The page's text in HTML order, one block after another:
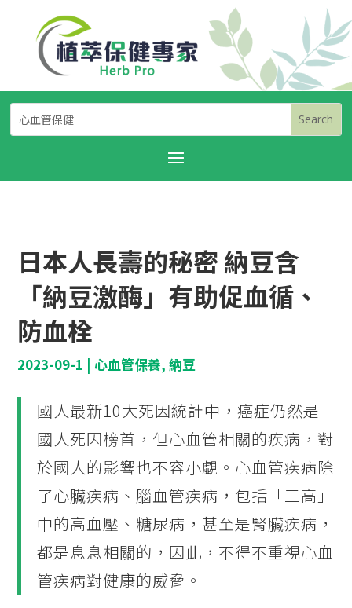
日本人長壽的秘密 納豆含
「納豆激酶」有助促血循、
防血栓
2023-09-1 |心血管保養,納豆
國人最新10大死因統計中，癌症仍然是
國人死因榜首，但心血管相關的疾病，對
於國人的影響也不容小覷。心血管疾病除
了心臟疾病、腦血管疾病，包括「三高」
中的高血壓、糖尿病，甚至是腎臟疾病，
都是息息相關的，因此，不得不重視心血
管疾病對健康的威脅。